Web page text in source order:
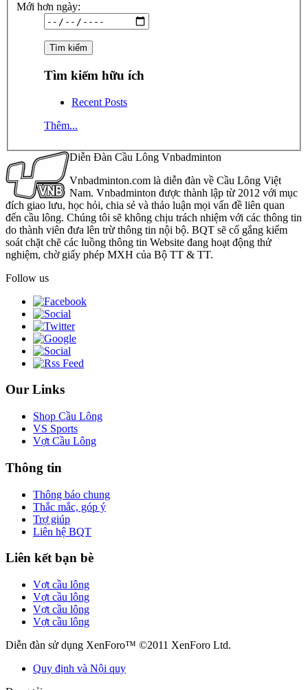
Mới hơn ngày:
Tìm kiếm hữu ích
Recent Posts
Thêm...
Diễn Đàn Cầu Lông Vnbadminton
Vnbadminton.com là diễn đàn về Cầu Lông Việt
Nam. Vnbadminton được thành lập từ 2012 với mục
đích giao lưu, học hỏi, chia sẻ và thảo luận mọi vấn đề liên quan
đến cầu lông. Chúng tôi sẽ không chịu trách nhiệm với các thông tin
do thành viên đưa lên trừ thông tin nội bộ. BQT sẽ cố gắng kiểm
soát chặt chẽ các luồng thông tin Website đang hoạt động thử
nghiệm, chờ giấy phép MXH của Bộ TT & TT.
Follow us
Our Links
Shop Cầu Lông
VS Sports
Vợt Cầu Lông
Thông tin
Thông báo chung
Thắc mắc, góp ý
Trợ giúp
Liên hệ BQT
Liên kết bạn bè
Vợt cầu lông
Vợt cầu lông
Vợt cầu lông
Vợt cầu lông
Diễn đàn sử dụng XenForo™ ©2011 XenForo Ltd.
Quy định và Nội quy